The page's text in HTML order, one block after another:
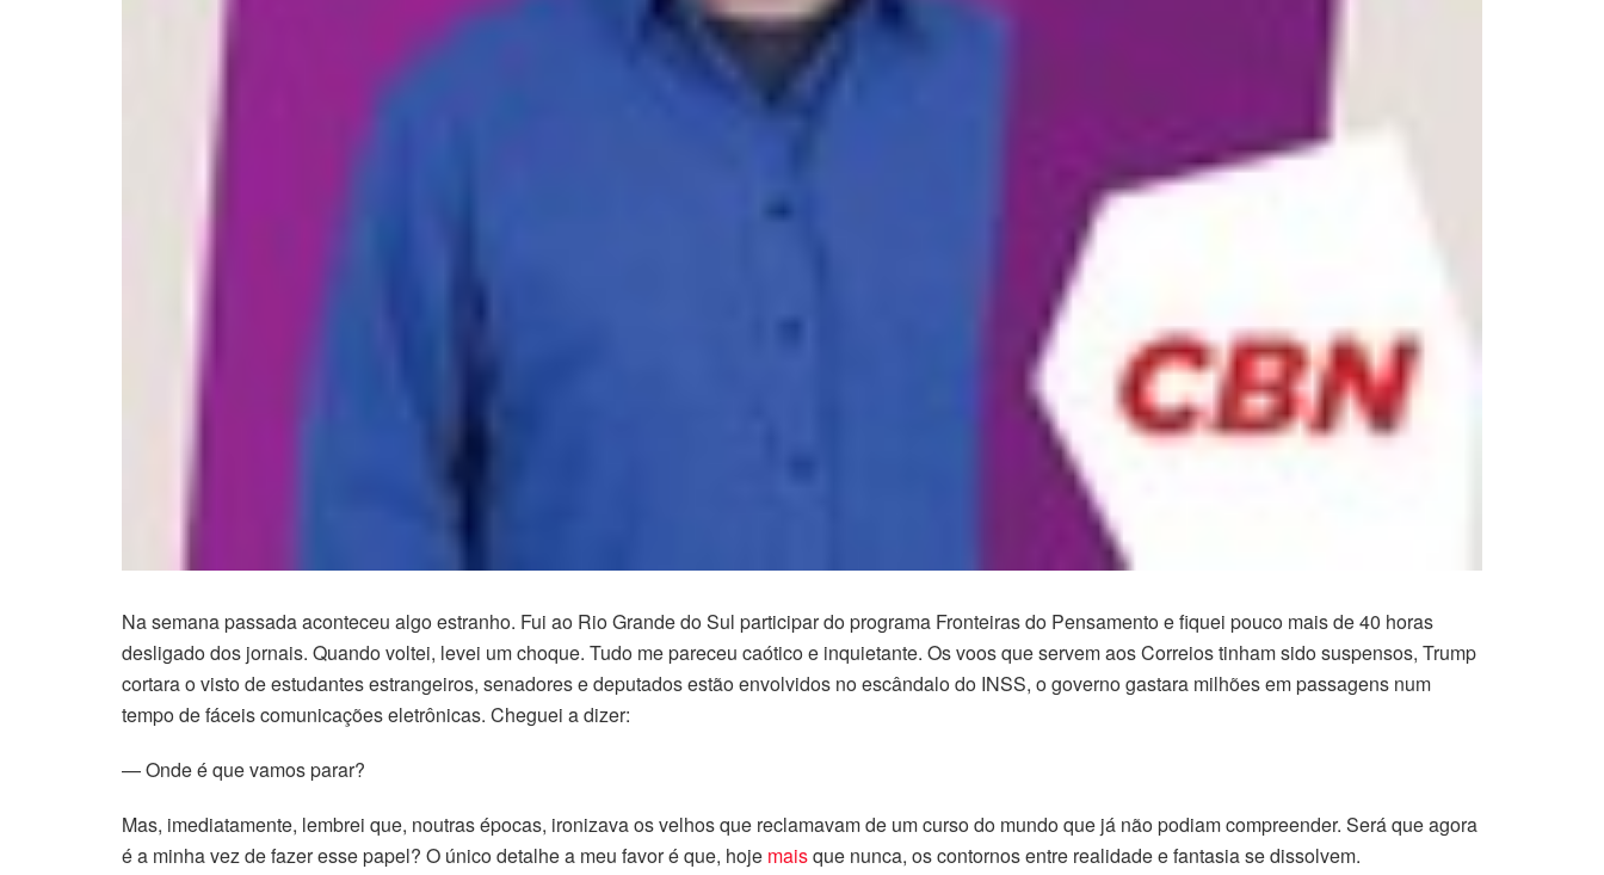
Na semana passada aconteceu algo estranho. Fui ao Rio Grande do Sul participar do programa Fronteiras do Pensamento e fiquei pouco mais de 40 horas
desligado dos jornais. Quando voltei, levei um choque. Tudo me pareceu caótico e inquietante. Os voos que servem aos Correios tinham sido suspensos, Trump
cortara o visto de estudantes estrangeiros, senadores e deputados estão envolvidos no escândalo do INSS, o governo gastara milhões em passagens num
tempo de fáceis comunicações eletrônicas. Cheguei a dizer:
— Onde é que vamos parar?
Mas, imediatamente, lembrei que, noutras épocas, ironizava os velhos que reclamavam de um curso do mundo que já não podiam compreender. Será que agora
é a minha vez de fazer esse papel? O único detalhe a meu favor é que, hoje maisque nunca, os contornos entre realidade e fantasia se dissolvem.